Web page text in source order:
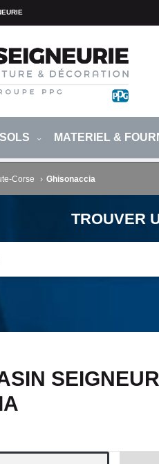
MATERIEL &
Corse › Ghisonaccia
TROUVER